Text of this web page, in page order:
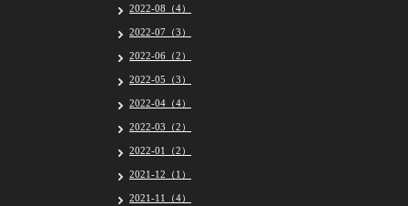
2022-08（4）
2022-07（3）
2022-06（2）
2022-05（3）
2022-04（4）
2022-03（2）
2022-01（2）
2021-12（1）
2021-11（4）